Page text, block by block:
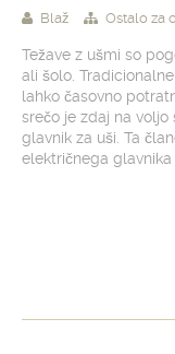
Blaž Ostalo za
Težave z ušmi so
ali šolo.
lahko časovno
srečo je zdaj na
glavnik za uši. Ta
električnega glavnika